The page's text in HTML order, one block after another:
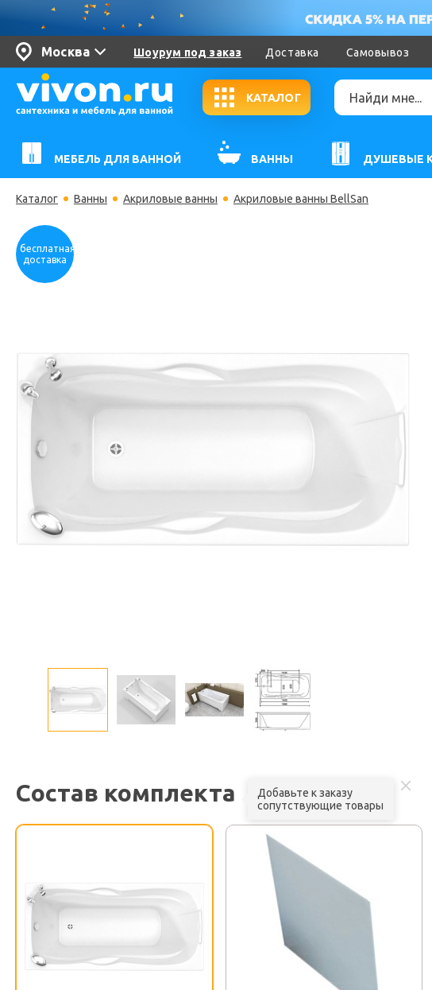
Москва Шоурум под заказ Доставка Самовывоз
КАТАЛОГ
МЕБЕЛЬ ДЛЯ ВАННОЙ ВАННЫ ДУШЕВЫЕ
Каталог Ванны Акриловые ванны Акриловые ванны BellSan
бесплатная
доставка
Состав комплекта
Добавьте к заказу
сопутствующие товары